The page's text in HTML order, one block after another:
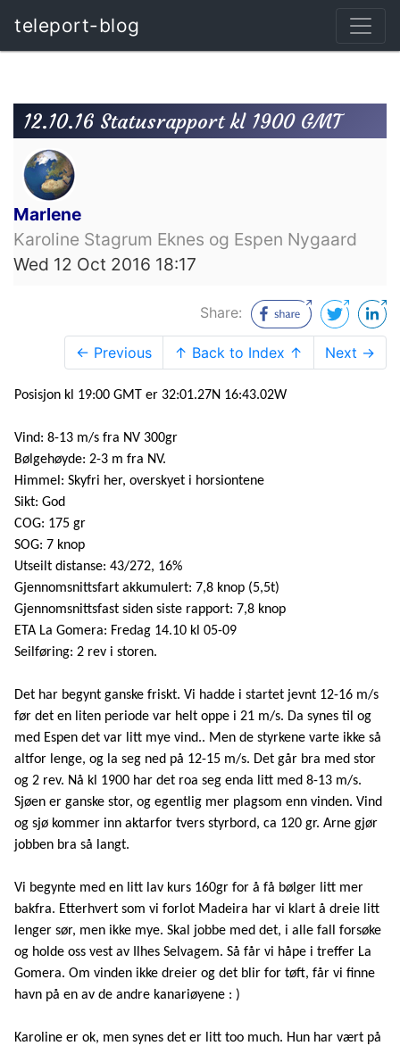
teleport-blog
12.10.16 Statusrapport kl 1900 GMT
Marlene
Karoline Stagrum Eknes og Espen Nygaard
Wed 12 Oct 2016 18:17
Share:
← Previous ↑ Back to Index ↑ Next →
Posisjon kl 19:00 GMT er 32:01.27N 16:43.02W
Vind: 8-13 m/s fra NV 300gr
Bølgehøyde: 2-3 m fra NV.
Himmel: Skyfri her, overskyet i horsiontene
Sikt: God
COG: 175 gr
SOG: 7 knop
Utseilt distanse: 43/272, 16%
Gjennomsnittsfart akkumulert: 7,8 knop (5,5t)
Gjennomsnittsfast siden siste rapport: 7,8 knop
ETA La Gomera: Fredag 14.10 kl 05-09
Seilføring: 2 rev i storen.
Det har begynt ganske friskt. Vi hadde i startet jevnt 12-16 m/s
før det en liten periode var helt oppe i 21 m/s. Da synes til og
med Espen det var litt mye vind.. Men de styrkene varte ikke så
altfor lenge, og la seg ned på 12-15 m/s. Det går bra med stor
og 2 rev. Nå kl 1900 har det roa seg enda litt med 8-13 m/s.
Sjøen er ganske stor, og egentlig mer plagsom enn vinden. Vind
og sjø kommer inn aktarfor tvers styrbord, ca 120 gr. Arne gjør
jobben bra så langt.
Vi begynte med en litt lav kurs 160gr for å få bølger litt mer
bakfra. Etterhvert som vi forlot Madeira har vi klart å dreie litt
lenger sør, men ikke mye. Skal jobbe med det, i alle fall forsøke
og holde oss vest av Ilhes Selvagem. Så får vi håpe i treffer La
Gomera. Om vinden ikke dreier og det blir for tøft, får vi finne
havn på en av de andre kanariøyene : )
Karoline er ok, men synes det er litt too much. Hun har vært på